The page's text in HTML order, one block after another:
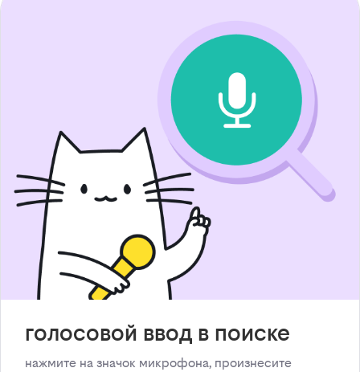
голосовой ввод в поиске
нажмите на значок микрофона, произнесите